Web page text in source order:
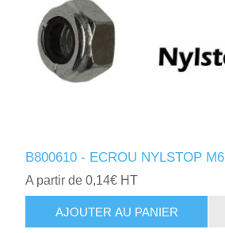
B800610 - ECROU NYLSTOP M6
A partir de 0,14€ HT
AJOUTER AU PANIER